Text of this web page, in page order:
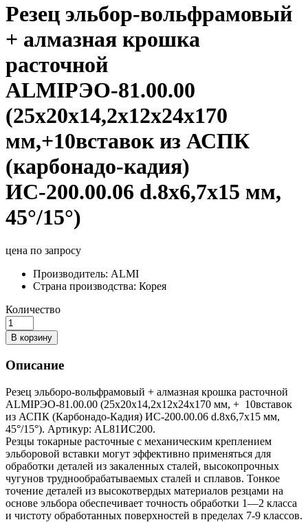
Резец эльбор-вольфрамовый
+ алмазная крошка
расточной
ALMIРЭО-81.00.00
(25х20х14,2х12х24х170
мм,+10вставок из АСПК
(карбонадо-кадия)
ИС-200.00.06 d.8х6,7х15 мм,
45°/15°)
цена по запросу
Производитель: ALMI
Страна производства: Корея
Количество
В корзину
Описание
Резец эльборо-вольфрамовый + алмазная крошка расточной
ALMIРЭО-81.00.00 (25х20х14,2х12х24х170 мм, + 10вставок
из АСПК (Карбонадо-Кадия) ИС-200.00.06 d.8х6,7х15 мм,
45°/15°). Артикур: AL81ИС200.
Резцы токарные расточные с механическим креплением
эльборовой вставки могут эффективно применяться для
обработки деталей из закаленных сталей, высокопрочных
чугунов труднообрабатываемых сталей и сплавов. Тонкое
точение деталей из высокотвердых материалов резцами на
основе эльбора обеспечивает точность обработки 1—2 класса
и чистоту обработанных поверхностей в пределах 7-9 классов.